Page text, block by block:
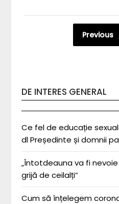
pagination
Previous
DE INTERES GENERAL
Ce fel de educație
dl Președinte și domnii
„Întotdeauna va fi
grijă de ceilalți”
Cum să înțelegem